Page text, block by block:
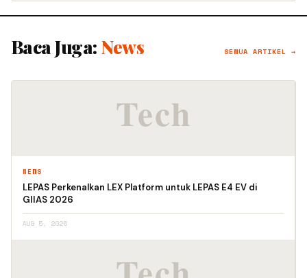
Baca Juga: News SEMUA ARTIKEL →
NEWS
LEPAS Perkenalkan LEX Platform untuk LEPAS E4 EV di
GIIAS 2026
AUG 5, 2026